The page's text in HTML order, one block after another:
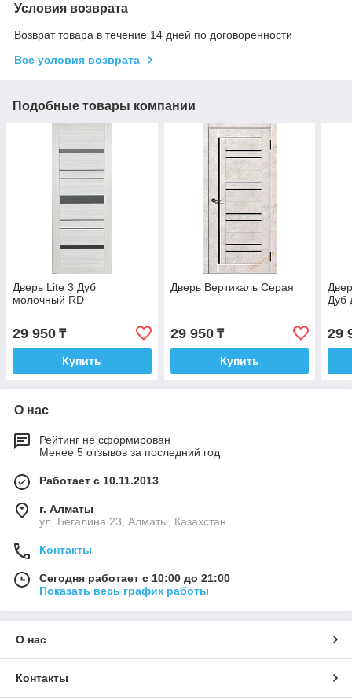
Условия возврата
Возврат товара в течение 14 дней по договоренности
Все условия возврата
Подобные товары компании
Дверь Lite 3 Дуб
молочный RD
29 950 ₸
Купить
Дверь Вертикаль Серая
29 950₸
Купить
Дуб
29
О нас
Рейтинг не сформирован
Менее 5 отзывов за последний год
Работает с 10.11.2013
г. Алматы
ул. Бегалина 23, Алматы, Казахстан
Контакты
Сегодня работает с 10:00 до 21:00
Показать весь график работы
О нас
Контакты